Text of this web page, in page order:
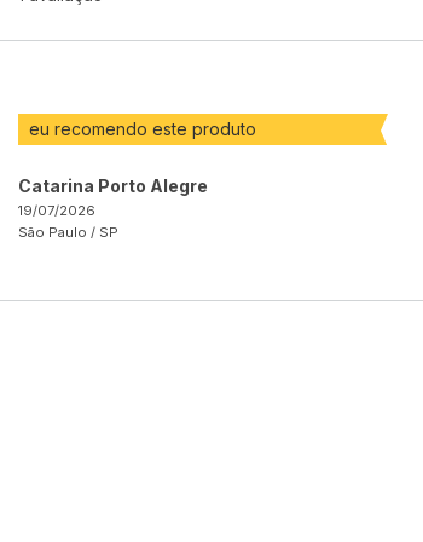
eu recomendo este produto
Catarina Porto Alegre
19/07/2026
São Paulo / SP